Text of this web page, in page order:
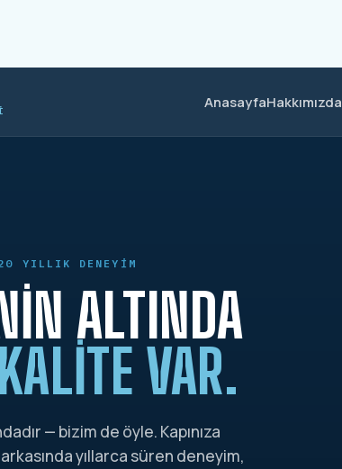
AnasayfaHakkımızda
YILLIK DENEYIM
ALTINDA
VAR.
— bizim de öyle. Kapınıza
yıllarca süren deneyim,